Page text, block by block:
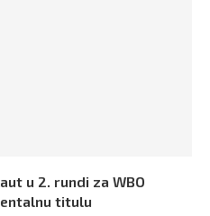
u 2. rundi za WBO
titulu